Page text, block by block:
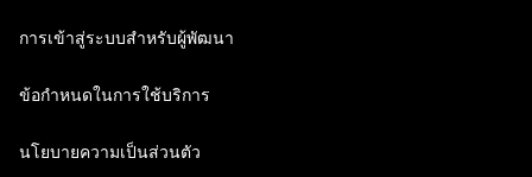
การเข้าสู่ระบบสำหรับผู้พัฒนา
ข้อกำหนดในการใช้บริการ
นโยบายความเป็นส่วนตัว